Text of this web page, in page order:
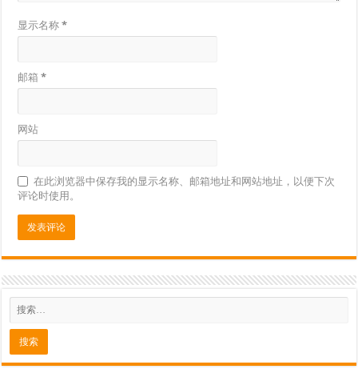
显示名称*
邮箱*
网站
在此浏览器中保存我的显示名称、邮箱地址和网站地址，以便下次
评论时使用。